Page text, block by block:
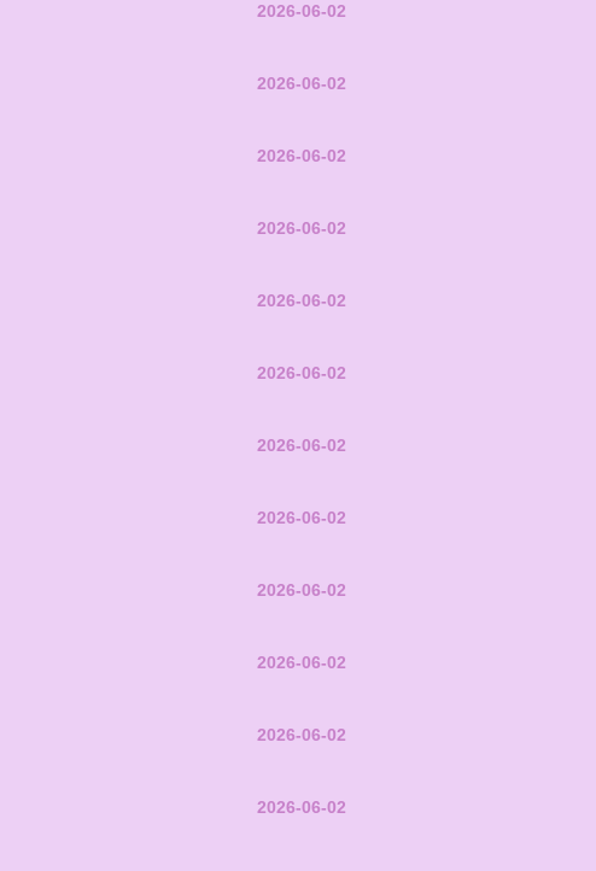
2026-06-02
2026-06-02
2026-06-02
2026-06-02
2026-06-02
2026-06-02
2026-06-02
2026-06-02
2026-06-02
2026-06-02
2026-06-02
2026-06-02